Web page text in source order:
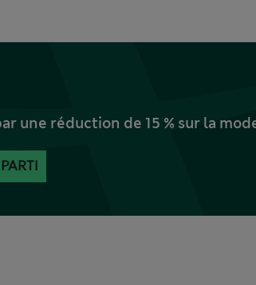
une réduction de 15 % sur la